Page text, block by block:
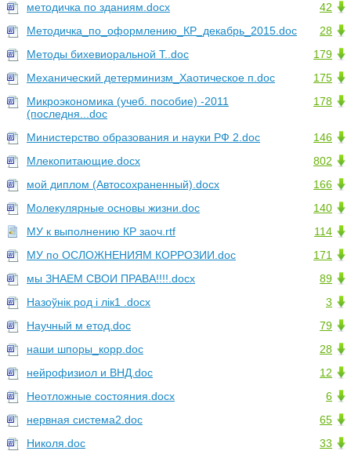
42
методичка по зданиям.docx
28
Методичка_по_оформлению_КР_декабрь_2015.doc
179
Методы бихевиоральной Т..doc
175
Механический детерминизм_Хаотическое п.doc
178
Микроэкономика (учеб. пособие) -2011
(последня...doc
146
Министерство образования и науки РФ 2.doc
802
Млекопитающие.docx
166
мой диплом (Автосохраненный).docx
140
Молекулярные основы жизни.doc
114
МУ к выполнению КР заоч.rtf
171
МУ по ОСЛОЖНЕНИЯМ КОРРОЗИИ.doc
89
мы ЗНАЕМ СВОИ ПРАВА!!!!.docx
3
Назоўнік род і лік1 .docx
79
Научный м етод.doc
28
наши шпоры_корр.doc
12
нейрофизиол и ВНД.doc
6
Неотложные состояния.docx
65
нервная система2.doc
33
Николя.doc